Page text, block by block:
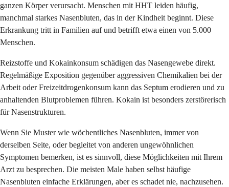
ganzen Körper verursacht. Menschen mit HHT leiden häufig,
manchmal starkes Nasenbluten, das in der Kindheit beginnt. Diese
Erkrankung tritt in Familien auf und betrifft etwa einen von 5.000
Menschen.
Reizstoffe und Kokainkonsum schädigen das Nasengewebe direkt.
Regelmäßige Exposition gegenüber aggressiven Chemikalien bei der
Arbeit oder Freizeitdrogenkonsum kann das Septum erodieren und zu
anhaltenden Blutproblemen führen. Kokain ist besonders zerstörerisch
für Nasenstrukturen.
Wenn Sie Muster wie wöchentliches Nasenbluten, immer von
derselben Seite, oder begleitet von anderen ungewöhnlichen
Symptomen bemerken, ist es sinnvoll, diese Möglichkeiten mit Ihrem
Arzt zu besprechen. Die meisten Male haben selbst häufige
Nasenbluten einfache Erklärungen, aber es schadet nie, nachzusehen.